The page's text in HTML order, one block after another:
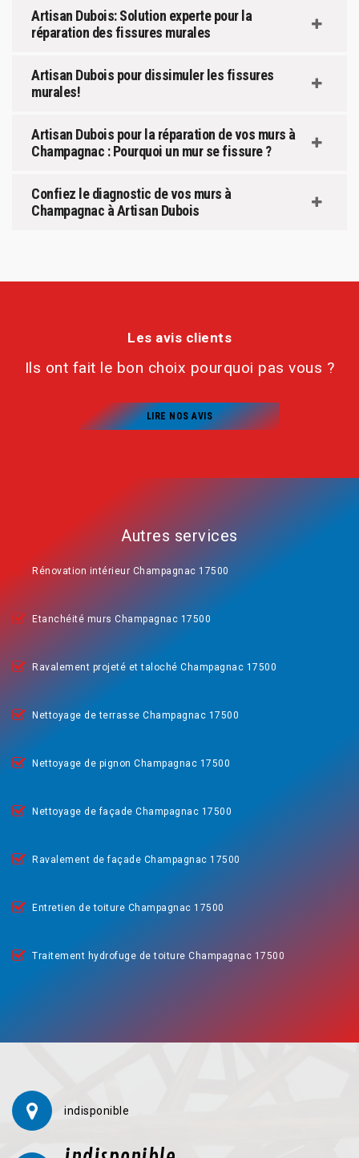
Artisan Dubois: Solution experte pour la
réparation des fissures murales
Artisan Dubois pour dissimuler les fissures
murales!
Artisan Dubois pour la réparation de vos murs à
Champagnac : Pourquoi un mur se fissure ?
Confiez le diagnostic de vos murs à
Champagnac à Artisan Dubois
Les avis clients
Ils ont fait le bon choix pourquoi pas vous ?
LIRE NOS AVIS
Autres services
Rénovation intérieur Champagnac 17500
Etanchéité murs Champagnac 17500
Ravalement projeté et taloché Champagnac 17500
Nettoyage de terrasse Champagnac 17500
Nettoyage de pignon Champagnac 17500
Nettoyage de façade Champagnac 17500
Ravalement de façade Champagnac 17500
Entretien de toiture Champagnac 17500
Traitement hydrofuge de toiture Champagnac 17500
indisponible